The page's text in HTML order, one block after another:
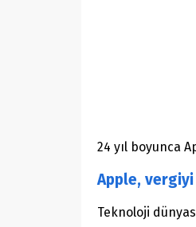
24 yıl boyunca
Apple,
Teknoloji